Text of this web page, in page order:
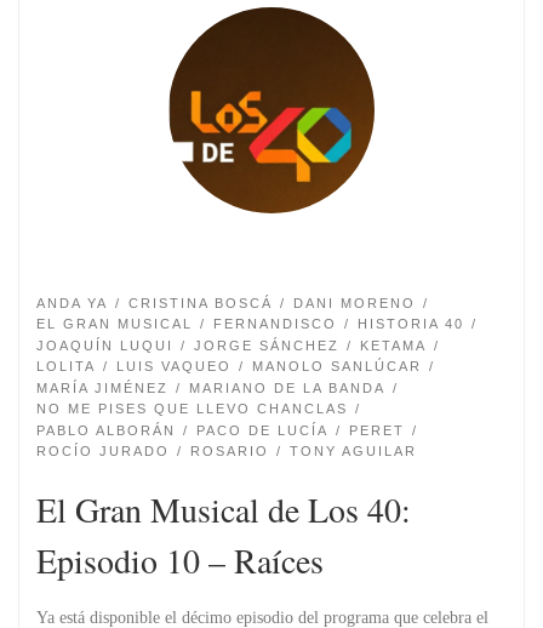
ANDA YA CRISTINA BOSCÁ
DANI MORENO
EL GRAN MUSICAL
FERNANDISCO
HISTORIA 40
JOAQUÍN LUQUI
JORGE SÁNCHEZ
KETAMA
LOLITA
LUIS VAQUEO
MANOLO SANLÚCAR
MARÍA JIMÉNEZ
MARIANO DE LA BANDA
NO ME PISES QUE LLEVO CHANCLAS
PABLO ALBORÁN
PACO DE LUCÍA
PERET
ROCÍO JURADO
ROSARIO TONY AGUILAR
El Gran Musical de Los 40:
Episodio 10 – Raíces
Ya está disponible el décimo episodio del programa que celebra el